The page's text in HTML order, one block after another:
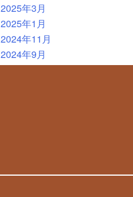
2025年3月
2025年1月
2024年11月
2024年9月